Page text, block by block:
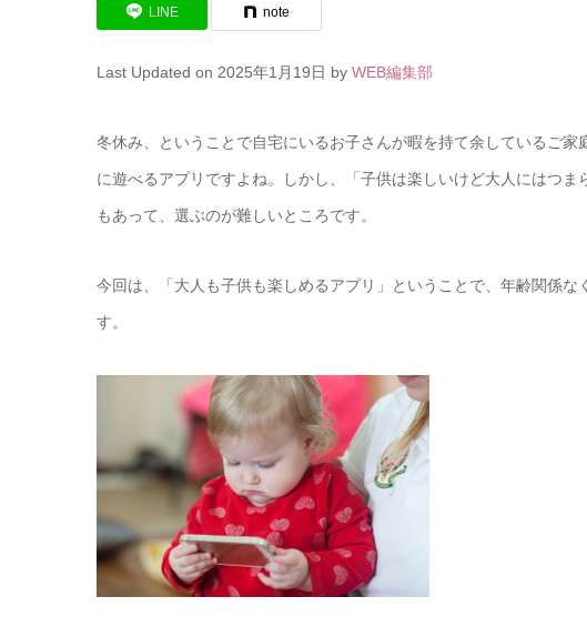
LINE note
Last Updated on 2025年1月19日 by WEB編集部
冬休み、ということで自宅にいるお子さんが暇を持て余しているご
に遊べるアプリですよね。しかし、「子供は楽しいけど大人にはつ
もあって、選ぶのが難しいところです。
今回は、「大人も子供も楽しめるアプリ」ということで、年齢関係
す。